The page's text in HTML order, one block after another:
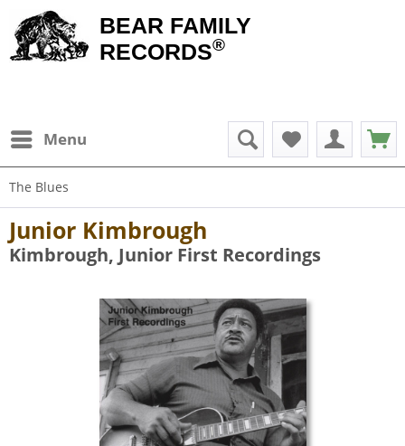
BEAR FAMILY
RECORDS®
Menu
The Blues
Junior Kimbrough
Kimbrough, Junior First Recordings